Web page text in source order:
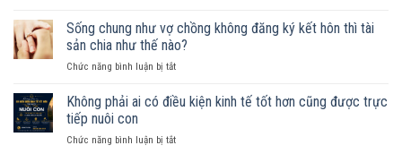
nữ
sống
chung
như
chồng
hợp
Sống chung như vợ chồng không đăng ký kết hôn thì tài
sản chia như thế nào?
Chức năng bình luận bị tắtở
chung
chồng
Không phải ai có điều kiện kinh tế tốt hơn cũng được trực
tiếp nuôi con
Chức năng bình luận bị tắtở